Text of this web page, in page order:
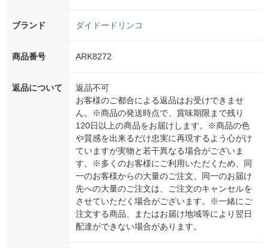
ブランド ダイドードリンコ
商品番号 ARK8272
返品について
返品不可
お客様のご都合による返品はお受けできませ
ん。※商品の発送時点で、賞味期限まで残り
120日以上の商品をお届けします。※商品の色
や質感を出来るだけ忠実に再現するよう心がけ
ていますが実物と若干異なる場合がございま
す。※多くのお客様にご利用いただくため、同
一のお客様からの大量のご注文、同一のお届け
先への大量のご注文は、ご注文のキャンセルを
させていただく場合がございます。※一緒にご
注文する商品、またはお届け地域等により翌日
配達ができない場合があります。